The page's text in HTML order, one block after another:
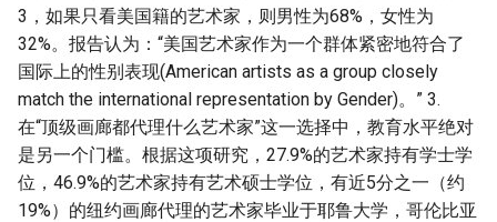
3，如果只看美国籍的艺术家，则男性为68%，女性为
32%。报告认为：“美国艺术家作为一个群体紧密地符合了
国际上的性别表现(American artists as a group closely
match the international representation by Gender)。” 3.
在“顶级画廊都代理什么艺术家”这一选择中，教育水平绝对
是另一个门槛。根据这项研究，27.9%的艺术家持有学士学
位，46.9%的艺术家持有艺术硕士学位，有近5分之一（约
19%）的纽约画廊代理的艺术家毕业于耶鲁大学，哥伦比亚